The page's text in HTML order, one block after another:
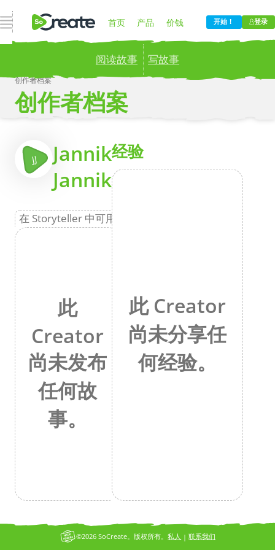
打开导航 首页 产品 价钱
博客 公司
开始！ 登录
阅读故事 写故事
Publish your stories to a global audience.
now!
创作者档案
创作者档案
JJ
Jannik
Jannik
在 Storyteller 中可用
更
此
Creator
尚未发布
任何故
事。
经验
此 Creator
尚未分享任
何经验。
私人 |联系我们
©2026 SoCreate。版权所有。